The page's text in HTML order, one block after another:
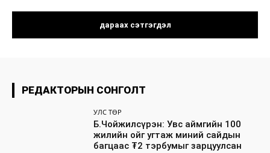
РЕДАКТОРЫН СОНГОЛТ
УЛС ТӨР
Б.Чойжилсүрэн: Увс аймгийн 100
жилийн ойг угтаж миний сайдын
багцаас ₮2 тэрбумыг зарцуулсан